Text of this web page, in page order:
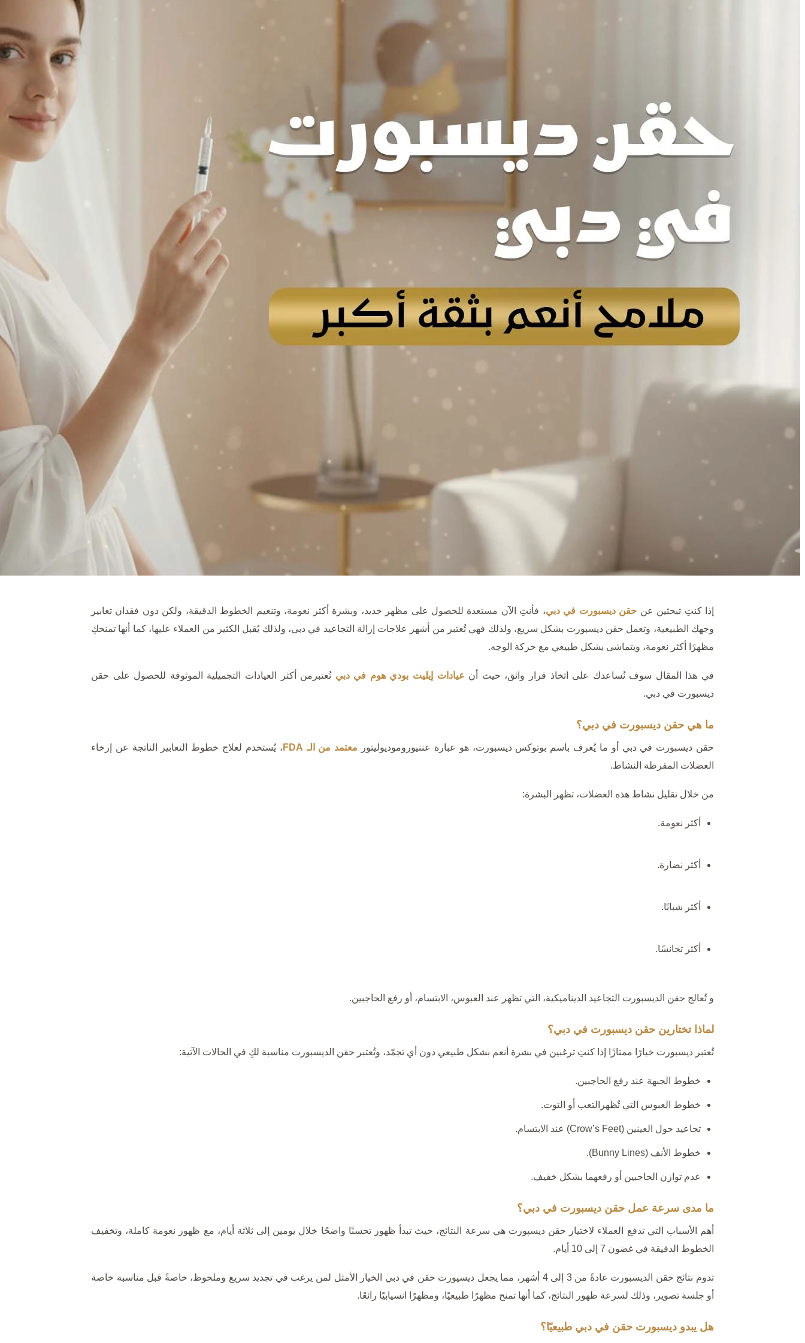
إذا كنتِ تبحثين عن حقن ديسبورت في دبي، فأنتِ الآن مستعدة للحصول على مظهر جديد، وبشرة أكثر نعومة، وتنعيم الخطوط الدقيقة، ولكن دون فقدان تعابير
وجهك الطبيعية، وتعمل حقن ديسبورت بشكل سريع، ولذلك فهي تُعتبر من أشهر علاجات إزالة التجاعيد في دبي، ولذلك يُقبل الكثير من العملاء عليها، كما أنها تمنحكِ
مظهرًا أكثر نعومة، ويتماشى بشكل طبيعي مع حركة الوجه.
في هذا المقال سوف نُساعدك على اتخاذ قرار واثق، حيث أن عيادات إيليت بودي هوم في دبي تُعتبرمن أكثر العيادات التجميلية الموثوقة للحصول على حقن
ديسبورت في دبي.
ما هي حقن ديسبورت في دبي؟
حقن ديسبورت في دبي أو ما يُعرف باسم بوتوكس ديسبورت، هو عبارة عننيوروموديوليتور معتمد من الـ FDA
، يُستخدم لعلاج خطوط التعابير الناتجة عن إرخاء
العضلات المفرطة النشاط.
من خلال تقليل نشاط هذه العضلات، تظهر البشرة:
أكثر نعومة.
أكثر نضارة.
أكثر شبابًا.
أكثر تجانسًا.
و تُعالج حقن الديسبورت التجاعيد الديناميكية، التي تظهر عند العبوس، الابتسام، أو رفع الحاجبين.
لماذا تختارين حقن ديسبورت في دبي؟
تُعتبر ديسبورت خيارًا ممتازًا إذا كنتِ ترغبين في بشرة أنعم بشكل طبيعي دون أي تجمّد، وتُعتبر حقن الديسبورت مناسبة لكِ في الحالات الآتية:
خطوط الجبهة عند رفع الحاجبين.
خطوط العبوس التي تٌظهرالتعب أو التوت.
تجاعيد حول العينين (Crow’s Feet) عند الابتسام.
خطوط الأنف (Bunny Lines).
عدم توازن الحاجبين أو رفعهما بشكل خفيف.
ما مدى سرعة عمل حقن ديسبورت في دبي؟
أهم الأسباب التي تدفع العملاء لاختيار حقن ديسپورت هي سرعة النتائج، حيث تبدأ ظهور تحسنًا واضحًا خلال يومين إلى ثلاثة أيام، مع ظهور نعومة كاملة، وتخفيف
الخطوط الدقيقة في غضون 7 إلى 10 أيام.
تدوم نتائج حقن الديسبورت عادةً من 3 إلى 4 أشهر، مما يجعل ديسپورت حقن في دبي الخيار الأمثل لمن يرغب في تجديد سريع وملحوظ، خاصةً قبل مناسبة خاصة
أو جلسة تصوير، وذلك لسرعة ظهور النتائج، كما أنها تمنح مظهرًا طبيعيًا، ومظهرًا انسيابيًا رائعًا.
هل يبدو ديسبورت حقن في دبي طبيعيًا؟